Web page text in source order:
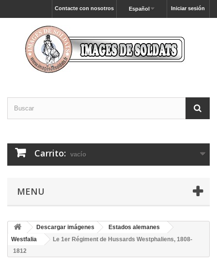
Iniciar sesión
Español
Contacte con nosotros
Carrito: vacío
MENU
Descargar imágenes
Estados alemanes
Westfalia
Le 1er Régiment de Hussards Westphaliens, 1808-
1812